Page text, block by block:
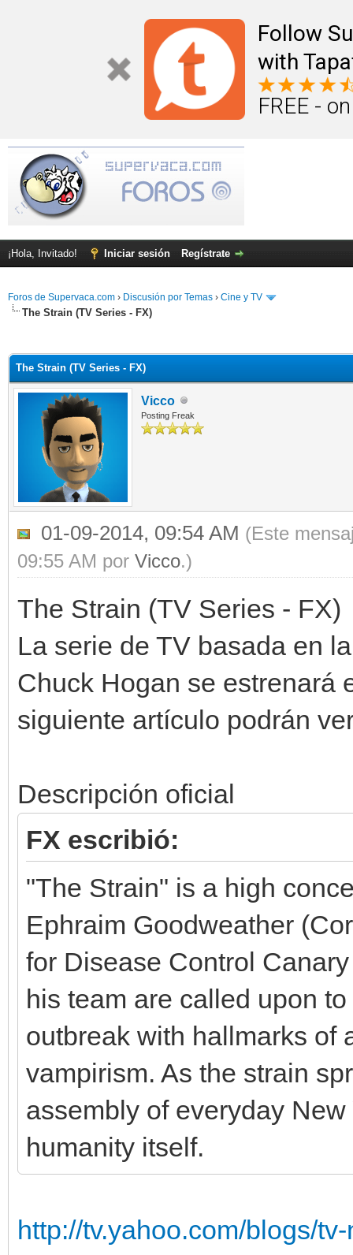
Follow
with
FREE -
¡Hola, Invitado! Iniciar sesión Regístrate
Foros de Supervaca.com › Discusión por Temas › Cine y TV
The Strain (TV Series - FX)
The Strain (TV Series - FX)
Vicco
Posting Freak
01-09-2014, 09:54 AM (Este
09:55 AM por Vicco.)
The Strain (TV Series - FX)
La serie de TV basada en
Chuck Hogan se estrenará
siguiente artículo podrán
Descripción oficial
FX escribió:
"The Strain" is a high
Ephraim Goodweather
for Disease Control
his team are called upon
outbreak with hallmarks of
vampirism. As the strain
assembly of everyday
humanity itself.
http://tv.yahoo.com/blogs/